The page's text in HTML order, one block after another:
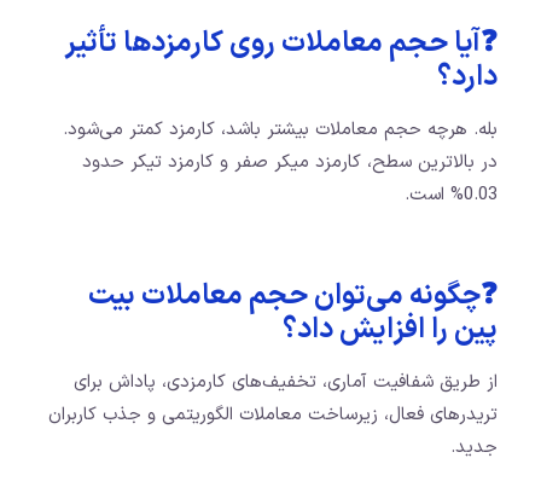
❓آیا حجم معاملات روی کارمزدها تأثیر
دارد؟
بله. هرچه حجم معاملات بیشتر باشد، کارمزد کمتر می‌شود.
در بالاترین سطح، کارمزد میکر صفر و کارمزد تیکر حدود
0.03% است.
❓چگونه می‌توان حجم معاملات بیت
پین را افزایش داد؟
از طریق شفافیت آماری، تخفیف‌های کارمزدی، پاداش برای
تریدرهای فعال، زیرساخت معاملات الگوریتمی و جذب کاربران
جدید.